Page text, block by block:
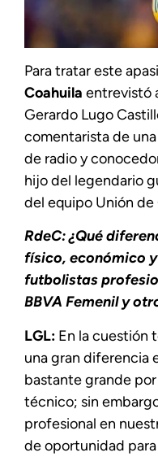
Para tratar este
Coahuila entrevistó
Gerardo Lugo
comentarista de
de radio y
hijo del legendario
del equipo Unión
RdeC: ¿Qué
físico, económico
futbolistas
BBVA Femenil y
LGL: En la cuestión
una gran diferencia
bastante grande
técnico; sin
profesional en
de oportunidad